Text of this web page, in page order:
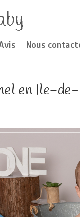
Nous
en Ile-